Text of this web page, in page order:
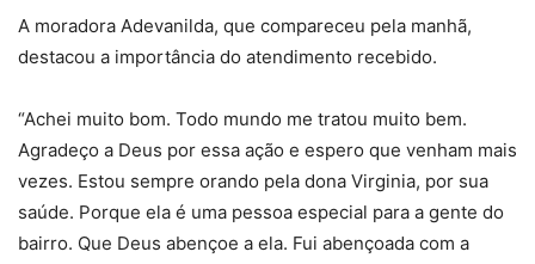
A moradora Adevanilda, que compareceu pela manhã,
destacou a importância do atendimento recebido.
“Achei muito bom. Todo mundo me tratou muito bem.
Agradeço a Deus por essa ação e espero que venham mais
vezes. Estou sempre orando pela dona Virginia, por sua
saúde. Porque ela é uma pessoa especial para a gente do
bairro. Que Deus abençoe a ela. Fui abençoada com a